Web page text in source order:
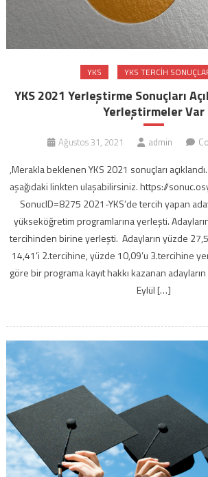
YKS YKS TERCIH
YKS 2021 Yerleştirme Sonuçları
Yerleştirmeler Var
Ağustos 31, 2021 admin
,Merakla beklenen YKS 2021 sonuçları
aşağıdaki linkten ulaşabilirsiniz. https://
SonucID=8275 2021-YKS’de tercih yapan
yükseköğretim programlarına yerleşti.
tercihinden birine yerleşti. Adayların yüzde
14,41’i 2.tercihine, yüzde 10,09’u 3.tercihine
göre bir programa kayıt hakkı kazanan
Eylül […]